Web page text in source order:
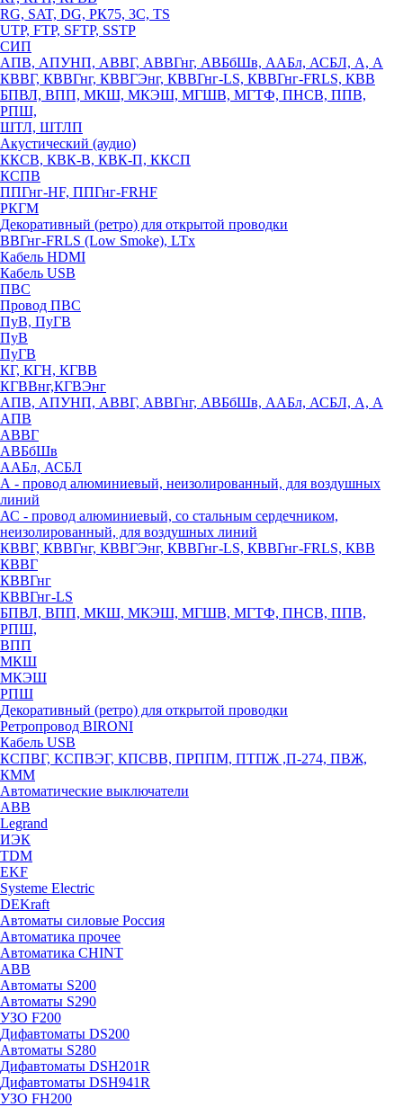
RG, SAT, DG, РК75, 3С, TS
UTP, FTP, SFTP, SSTP
СИП
АПВ, АПУНП, АВВГ, АВВГнг, АВБбШв, ААБл, АСБЛ, А, А
КВВГ, КВВГнг, КВВГЭнг, КВВГнг-LS, КВВГнг-FRLS, КВВ
БПВЛ, ВПП, МКШ, МКЭШ, МГШВ, МГТФ, ПНСВ, ППВ,
РПШ,
ШТЛ, ШТЛП
Акустический (аудио)
ККСВ, КВК-В, КВК-П, ККСП
КСПВ
ППГнг-HF, ППГнг-FRHF
РКГМ
Декоративный (ретро) для открытой проводки
ВВГнг-FRLS (Low Smoke), LTx
Кабель HDMI
Кабель USB
ПВС
Провод ПВС
ПуВ, ПуГВ
ПуВ
ПуГВ
КГ, КГН, КГВВ
КГВВнг,КГВЭнг
АПВ, АПУНП, АВВГ, АВВГнг, АВБбШв, ААБл, АСБЛ, А, А
АПВ
АВВГ
АВБбШв
ААБл, АСБЛ
А - провод алюминиевый, неизолированный, для воздушных
линий
АС - провод алюминиевый, со стальным сердечником,
неизолированный, для воздушных линий
КВВГ, КВВГнг, КВВГЭнг, КВВГнг-LS, КВВГнг-FRLS, КВВ
КВВГ
КВВГнг
КВВГнг-LS
БПВЛ, ВПП, МКШ, МКЭШ, МГШВ, МГТФ, ПНСВ, ППВ,
РПШ,
ВПП
МКШ
МКЭШ
РПШ
Декоративный (ретро) для открытой проводки
Ретропровод BIRONI
Кабель USB
КСПВГ, КСПВЭГ, КПСВВ, ПРППМ, ПТПЖ ,П-274, ПВЖ,
КММ
Автоматические выключатели
ABB
Legrand
ИЭК
TDM
EKF
Systeme Electric
DEKraft
Автоматы силовые Россия
Автоматика прочее
Автоматика CHINT
ABB
Автоматы S200
Автоматы S290
УЗО F200
Дифавтоматы DS200
Автоматы S280
Дифавтоматы DSH201R
Дифавтоматы DSH941R
УЗО FH200